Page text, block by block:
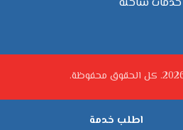
اطلب خدمة